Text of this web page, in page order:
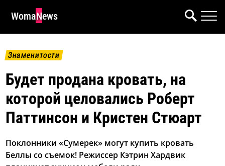
WomaNews
Знаменитости
Будет продана кровать, на
которой целовались Роберт
Паттинсон и Кристен Стюарт
Поклонники «Сумерек» могут купить кровать
Беллы со съемок! Режиссер Кэтрин Хардвик